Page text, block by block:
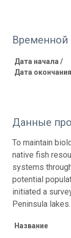
Временной
Дата начала /
Дата окончания
Данные
To maintain
native fish
systems
potential
initiated a
Peninsula lakes.
Название